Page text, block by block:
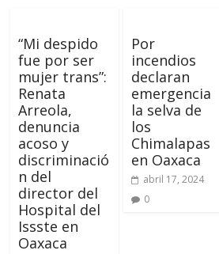
“Mi despido
fue por ser
mujer trans”:
Renata
Arreola,
denuncia
acoso y
discriminació
n del
director del
Hospital del
Issste en
Oaxaca
Por
incendios
declaran
emergencia
la selva de
los
Chimalapas
en Oaxaca
abril 17, 2024
0